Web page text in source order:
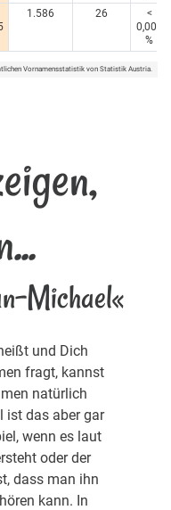
1.586 26
<
0,005
%
Vornamensstatistik von Statistik Austria.
Michael«
und Dich
fragt, kannst
natürlich
ist das aber gar
wenn es laut
oder der
dass man ihn
kann. In